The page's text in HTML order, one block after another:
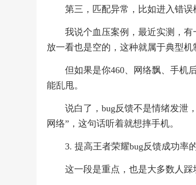
第三，匹配异常，比如进入错误
我说个血压案例，最近实测，
放一看也是空的，这种就属于典型机
但如果是你460、网络飘、手机
能乱甩。
说白了，bug反馈不是情绪发泄
网络”，这句话听着就想摔手机。
3. 提高王者荣耀bug反馈成功率
这一段是重点，也是大多数人踩